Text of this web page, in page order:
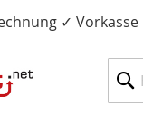
✓ Vorkasse